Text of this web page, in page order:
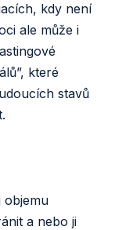
kdy není
ale může i
které
stavů
objemu
a nebo ji